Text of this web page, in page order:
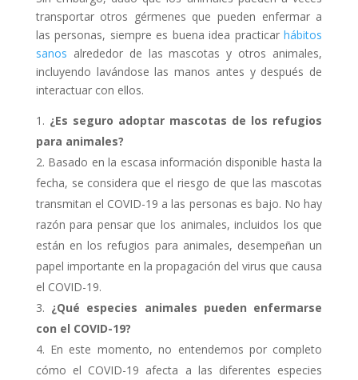
transportar otros gérmenes que pueden enfermar a
las personas, siempre es buena idea practicarhábitos
sanos alrededor de las mascotas y otros animales,
incluyendo lavándose las manos antes y después de
interactuar con ellos.
¿Es seguro adoptar mascotas de los refugios
para animales?
Basado en la escasa información disponible hasta la
fecha, se considera que el riesgo de que las mascotas
transmitan el COVID-19 a las personas es bajo. No hay
razón para pensar que los animales, incluidos los que
están en los refugios para animales, desempeñan un
papel importante en la propagación del virus que causa
el COVID-19.
¿Qué especies animales pueden enfermarse
con el COVID-19?
En este momento, no entendemos por completo
cómo el COVID-19 afecta a las diferentes especies